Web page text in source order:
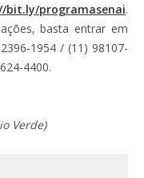
bit.ly/programasenai.
basta entrar em
1954 / (11) 98107-
4400.
Verde)